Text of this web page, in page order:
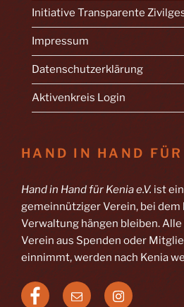
Initiative Transparente
Impressum
Datenschutzerklärung
Aktivenkreis Login
HAND IN HAND
Hand in Hand für Kenia e.V. ist
gemeinnütziger Verein, bei dem
Verwaltung hängen bleiben.
Verein aus Spenden oder
einnimmt, werden nach Kenia
Facebook
E-
Instagram